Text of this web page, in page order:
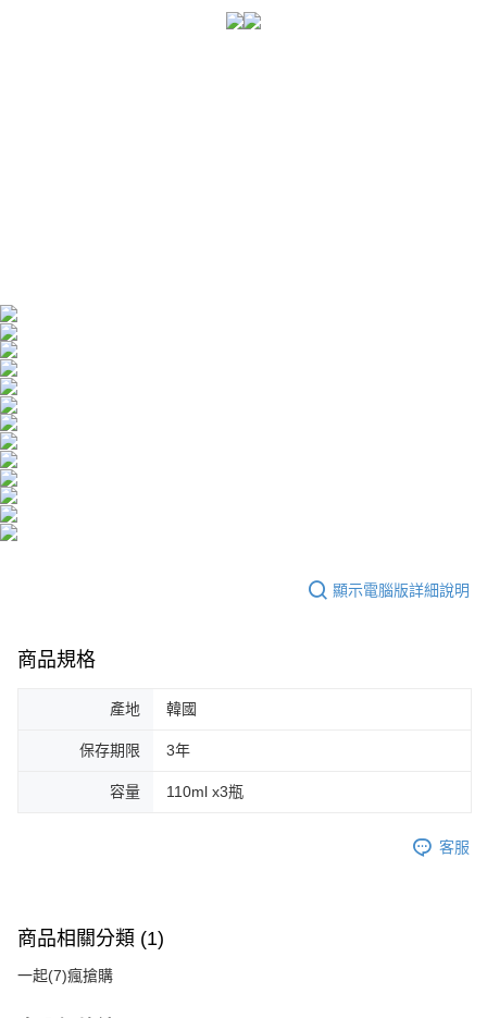
顯示電腦版詳細說明
商品規格
產地 韓國
保存期限 3年
容量 110ml x3瓶
客服
商品相關分類 (1)
一起(7)瘋搶購